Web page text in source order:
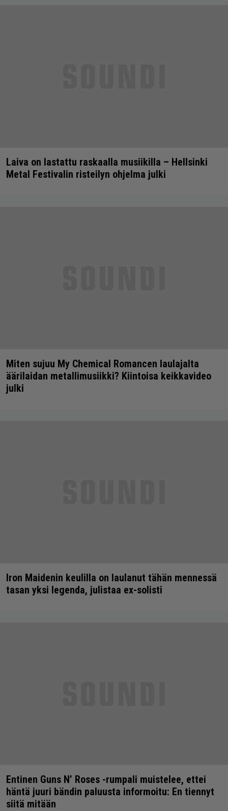
Laiva on lastattu raskaalla musiikilla – Hellsinki
Metal Festivalin risteilyn ohjelma julki
Miten sujuu My Chemical Romancen laulajalta
äärilaidan metallimusiikki? Kiintoisa keikkavideo
julki
Iron Maidenin keulilla on laulanut tähän mennessä
tasan yksi legenda, julistaa ex-solisti
Entinen Guns N’ Roses -rumpali muistelee, ettei
häntä juuri bändin paluusta informoitu: En tiennyt
siitä mitään